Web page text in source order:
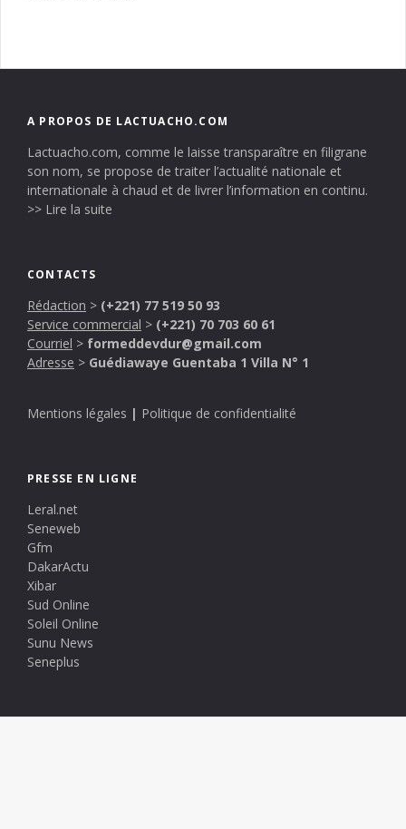
A PROPOS DE LACTUACHO.COM
Lactuacho.com, comme le laisse transparaître en filigrane
son nom, se propose de traiter l’actualité nationale et
internationale à chaud et de livrer l’information en continu.
>> Lire la suite
CONTACTS
Rédaction > (+221) 77 519 50 93
Service commercial > (+221) 70 703 60 61
Courriel > formeddevdur@gmail.com
Adresse > Guédiawaye Guentaba 1 Villa N° 1
Mentions légales | Politique de confidentialité
PRESSE EN LIGNE
Leral.net
Seneweb
Gfm
DakarActu
Xibar
Sud Online
Soleil Online
Sunu News
Seneplus